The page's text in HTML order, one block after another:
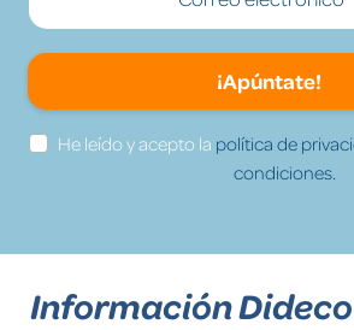
¡Apúntate!
He leído y acepto la política de
condiciones.
Información Dideco